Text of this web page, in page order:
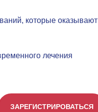
ЗАРЕГИСТРИРОВАТЬСЯ
которые оказывают
лечения